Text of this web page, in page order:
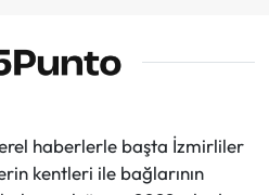
haberlerle başta İzmirliler
kentleri ile bağlarının